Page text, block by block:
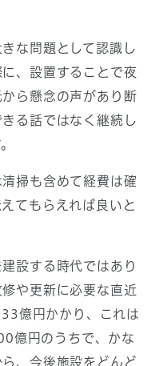
な問題として認識し
、設置することで夜
ら懸念の声があり断
る話ではなく継続し
掃も含めて経費は確
てもらえれば良いと
設する時代ではあり
や更新に必要な直近
億円かかり、これは
億円のうちで、かな
、今後施設をどんど